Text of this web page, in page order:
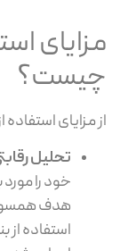
مزایای
چیست؟
از مزایای
تحلیل
خود را مورد
هدف همسو
استفاده